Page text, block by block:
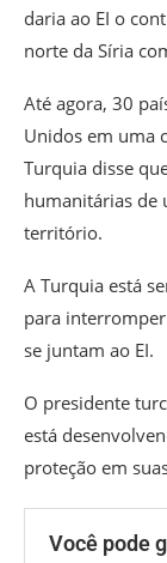
daria ao EI o
norte da Síria
Até agora, 30
Unidos em uma
Turquia disse
humanitárias de
território.
A Turquia está
para
se juntam ao EI.
O presidente
está
proteção em
Você pode